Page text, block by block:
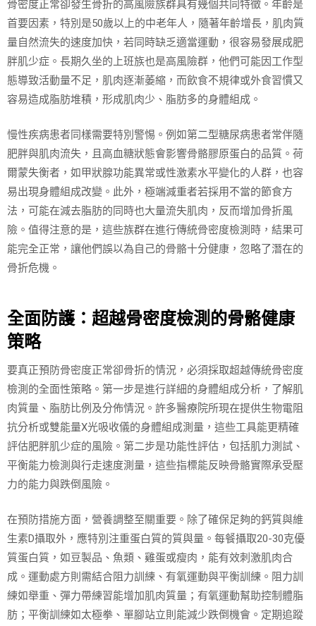
骨密度正常卻發生骨折的高風險族群具有幾個共同特徵。年齡是
首要因素，特別是50歲以上的中老年人，隨著年齡增長，肌肉質
量自然流失的速度加快，若同時缺乏適當運動，很容易發展成肥
胖肌少症。長期久坐的上班族也是高風險群，他們可能因工作型
態導致活動量不足，肌肉逐漸萎縮，而飲食不規律或外食習慣又
容易造成脂肪堆積，形成肌肉少、脂肪多的身體組成。
慢性疾病患者同樣需要特別警惕。例如第二型糖尿病患者常伴隨
肥胖與肌肉流失，且高血糖狀態會影響骨骼膠原蛋白的品質。荷
爾蒙失衡者，如甲狀腺功能異常或性激素水平變化的人群，也容
易出現身體組成改變。此外，極端減重者若採用不當的節食方
法，可能在減去脂肪的同時也大量流失肌肉，反而增加骨折風
險。值得注意的是，這些族群在進行傳統骨密度檢測時，結果可
能完全正常，讓他們誤以為自己的骨骼十分健康，忽略了潛在的
骨折危機。
全面防護：超越骨密度檢測的骨骼健康
策略
要真正預防骨密度正常卻骨折的情況，必須採取超越傳統骨密度
檢測的全面性策略。第一步是進行詳細的身體組成分析，了解肌
肉質量、脂肪比例及分佈情況。許多醫療院所現在提供生物電阻
抗分析或雙能量X光吸收儀的身體組成測量，這些工具能更精確
評估肥胖肌少症的風險。第二步是功能性評估，包括肌力測試、
平衡能力檢測與行走速度測量，這些指標能反映骨骼實際承受壓
力的能力與跌倒風險。
在預防措施方面，營養調整至關重要。除了確保足夠的鈣質與維
生素D攝取外，應特別注重蛋白質的質與量。每餐攝取20-30克優
質蛋白質，如豆製品、魚類、雞蛋或瘦肉，能有效刺激肌肉合
成。運動處方則需結合阻力訓練、有氧運動與平衡訓練。阻力訓
練如舉重、彈力帶練習能增加肌肉質量；有氧運動幫助控制體脂
肪；平衡訓練如太極拳、單腳站立則能減少跌倒機會。定期追蹤